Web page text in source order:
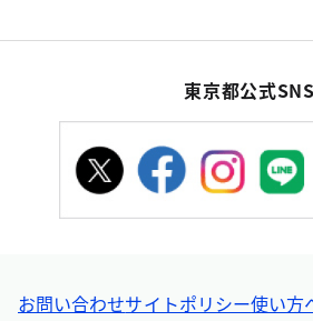
東京都公式SNS
お問い合わせサイトポリシー使い方